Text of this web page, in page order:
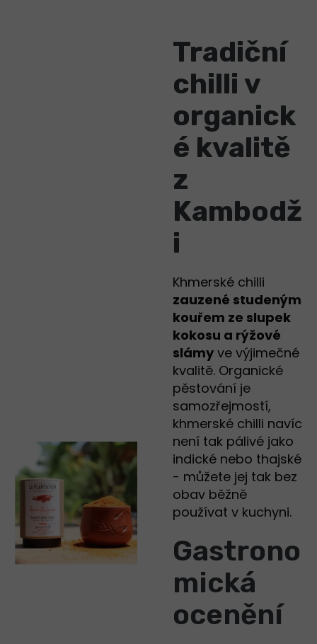
Tradiční
chilli v
organick
é kvalitě
z
Kambodž
i
Khmerské chilli
zauzené studeným
kouřem ze slupek
kokosu a rýžové
slámy ve výjimečné
kvalitě. Organické
pěstování je
samozřejmostí,
khmerské chilli navíc
není tak pálivé jako
indické nebo thajské
- můžete jej tak bez
obav běžně
používat v kuchyni.
Gastrono
mická
ocenění